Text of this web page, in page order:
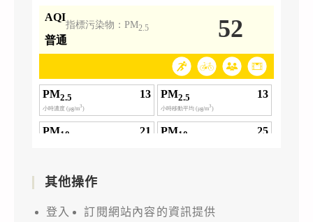
其他操作
登入
訂閱網站內容的資訊提供